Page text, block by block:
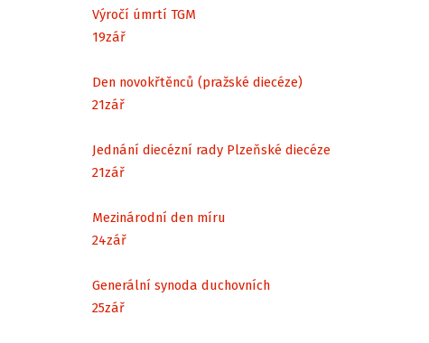
Výročí úmrtí TGM
19zář
Den novokřtěnců (pražské diecéze)
21zář
Jednání diecézní rady Plzeňské diecéze
21zář
Mezinárodní den míru
24zář
Generální synoda duchovních
25zář